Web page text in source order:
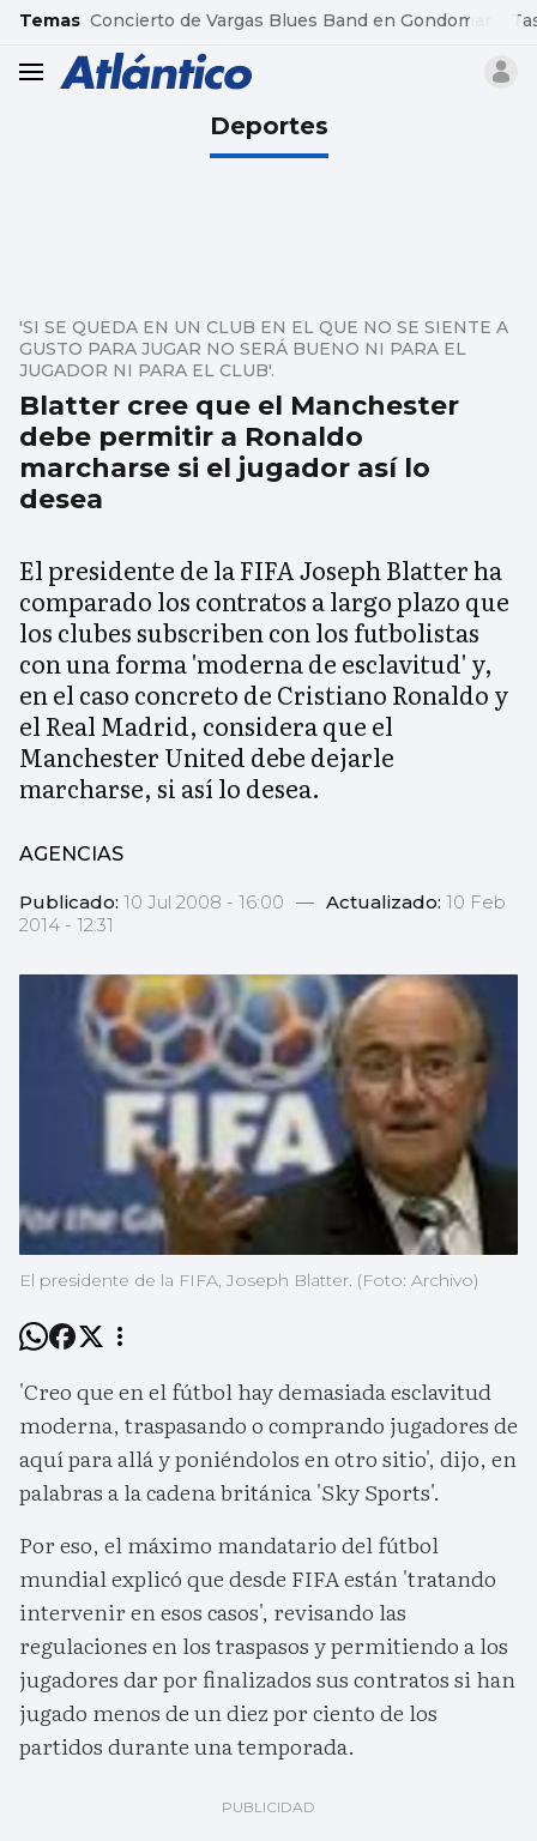
common.go-to-content
Temas Concierto de Vargas Blues Band en Gondomar
header.menu.open
Deportes
Blatter cree que el Manchester
debe permitir a Ronaldo
marcharse si el jugador así lo
desea
'SI SE QUEDA EN UN CLUB EN EL QUE NO SE SIENTE A
GUSTO PARA JUGAR NO SERÁ BUENO NI PARA EL
JUGADOR NI PARA EL CLUB'.
El presidente de la FIFA Joseph Blatter ha
comparado los contratos a largo plazo que
los clubes subscriben con los futbolistas
con una forma 'moderna de esclavitud' y,
en el caso concreto de Cristiano Ronaldo y
el Real Madrid, considera que el
Manchester United debe dejarle
marcharse, si así lo desea.
AGENCIAS
Publicado: 10 Jul 2008 - 16:00 — Actualizado: 10 Feb
2014 - 12:31
El presidente de la FIFA, Joseph Blatter. (Foto: Archivo)
'Creo que en el fútbol hay demasiada esclavitud
moderna, traspasando o comprando jugadores de
aquí para allá y poniéndolos en otro sitio', dijo, en
palabras a la cadena británica 'Sky Sports'.
Por eso, el máximo mandatario del fútbol
mundial explicó que desde FIFA están 'tratando
intervenir en esos casos', revisando las
regulaciones en los traspasos y permitiendo a los
jugadores dar por finalizados sus contratos si han
jugado menos de un diez por ciento de los
partidos durante una temporada.